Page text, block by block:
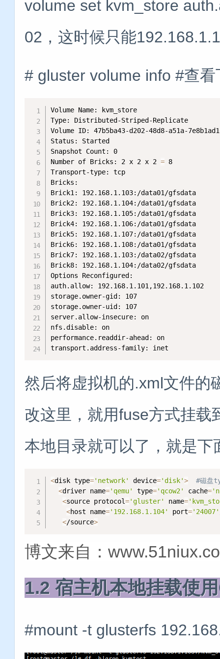
volume set kvm_store
02，这时候只能
# gluster volume info #查
Volume Name: kvm_store
Type: Distributed-Striped-Replicate
Volume ID: 47b5ba43-d202-48d8-a51a-
Status: Started
Snapshot Count: 0
Number of Bricks: 2 x 2 x 2 = 8
Transport-type: tcp
Bricks:
Brick1: 192.168.1.103:/data01/gfsdata
Brick2: 192.168.1.104:/data01/gfsdata
Brick3: 192.168.1.105:/data01/gfsdata
Brick4: 192.168.1.106:/data01/gfsdata
Brick5: 192.168.1.107:/data01/gfsdata
Brick6: 192.168.1.108:/data01/gfsdata
Brick7: 192.168.1.103:/data02/gfsdata
Brick8: 192.168.1.104:/data02/gfsdata
Options Reconfigured:
auth.allow: 192.168.1.101,192.168.1.102
storage.owner-gid: 107
storage.owner-uid: 107
server.allow-insecure: on
nfs.disable: on
performance.readdir-ahead: on
transport.address-family: inet
然后将虚拟机的.xml文件的
改这里，就用fuse方式挂载
本地目录就可以了，就是
<disk type='network' device='disk'>
#磁盘
<driver name='qemu' type='qcow2' cache=
<source protocol='gluster' name=
<host name='192.168.1.104' port='24007'
</source>
博文来自：
1.2 宿主机本地挂载使
#mount -t glusterfs